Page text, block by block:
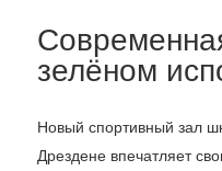
зелёном
Новый спортивный зал
Дрездене впечатляет